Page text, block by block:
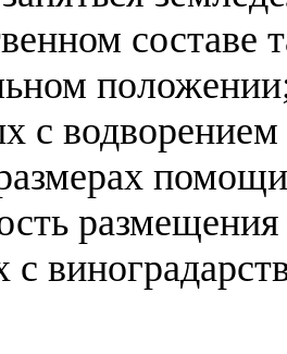
составе
с
с